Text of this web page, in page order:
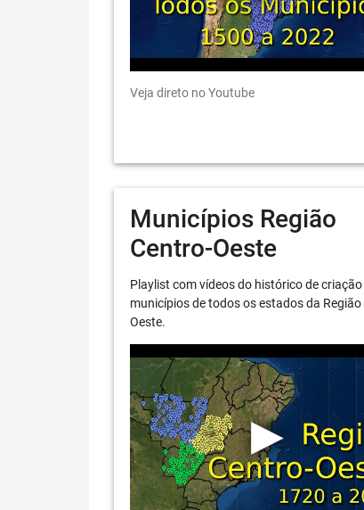
Veja direto no Youtube
Municípios Região
Centro-Oeste
Playlist com vídeos do histórico de
municípios de todos os estados da Região
Oeste.